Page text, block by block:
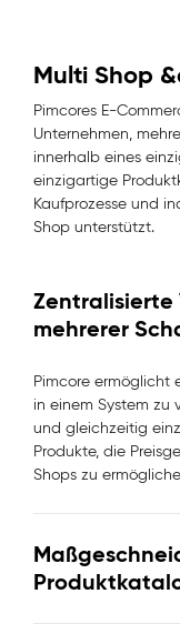
Multi Shop
Pimcores E-
Unternehmen,
innerhalb eines
einzigartige
Kaufprozesse und
Shop unterstützt.
Zentralisierte
mehrerer
Pimcore ermöglicht
in einem System zu
und gleichzeitig
Produkte, die
Shops zu